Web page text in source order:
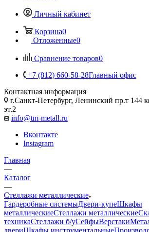
Личный кабинет
Корзина0
Отложенные0
Сравнение товаров0
+7 (812) 660-58-28Главный офис
Контактная информация
г.Санкт-Петербург, Ленинский пр.т 144
эт.2
info@tm-metall.ru
Вконтакте
Instagram
Главная
—
Каталог
—
Стеллажи металлические
Гардеробные системыДвери-купеШкафы
металлическиеСтеллажи металлические
техникаСтеллажи б/уСейфыВерстаки
двериШкафы инструментальные